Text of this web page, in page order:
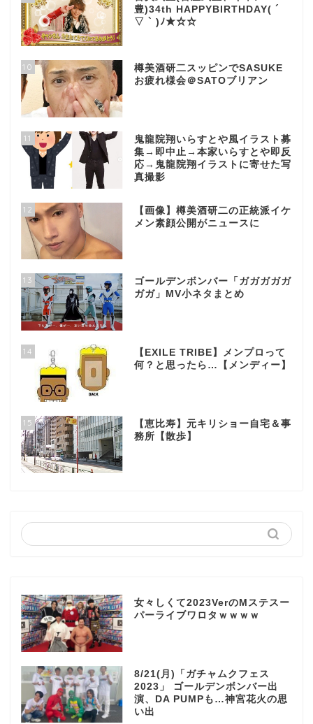
豊)34th HAPPYBIRTHDAY( ´
▽ ` )ﾉ★☆☆
10
樽美酒研二スッピンでSASUKE
お疲れ様会＠SATOブリアン
11
鬼龍院翔いらすとや風イラスト募
集→即中止→本家いらすとや即反
応→鬼龍院翔イラストに寄せた写
真撮影
12
【画像】樽美酒研二の正統派イケ
メン素顔公開がニュースに
13
ゴールデンボンバー「ガガガガガ
ガガ」MV小ネタまとめ
14
【EXILE TRIBE】メンプロって
何？と思ったら…【メンディー】
15
【恵比寿】元キリショー自宅＆事
務所【散歩】
女々しくて2023VerのMステスー
パーライブワロタｗｗｗｗ
8/21(月)「ガチャムクフェス
2023」 ゴールデンボンバー出
演、DA PUMPも…神宮花火の思
い出